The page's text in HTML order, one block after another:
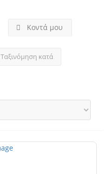
Κοντά μου
Ταξινόμηση κατά